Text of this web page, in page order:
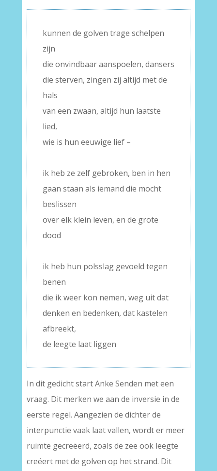
kunnen de golven trage schelpen
zijn
die onvindbaar aanspoelen, dansers
die sterven, zingen zij altijd met de
hals
van een zwaan, altijd hun laatste
lied,
wie is hun eeuwige lief –
ik heb ze zelf gebroken, ben in hen
gaan staan als iemand die mocht
beslissen
over elk klein leven, en de grote
dood
ik heb hun polsslag gevoeld tegen
benen
die ik weer kon nemen, weg uit dat
denken en bedenken, dat kastelen
afbreekt,
de leegte laat liggen
In dit gedicht start Anke Senden met een
vraag. Dit merken we aan de inversie in de
eerste regel. Aangezien de dichter de
interpunctie vaak laat vallen, wordt er meer
ruimte gecreëerd, zoals de zee ook leegte
creëert met de golven op het strand. Dit